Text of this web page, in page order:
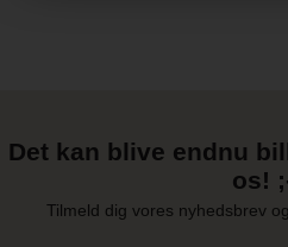
Det kan blive endnu
os!
Tilmeld dig vores nyhedsbrev